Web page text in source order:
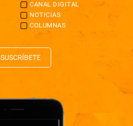
CANAL DIGITAL
NOTICIAS
COLUMNAS
SUSCRÍBETE